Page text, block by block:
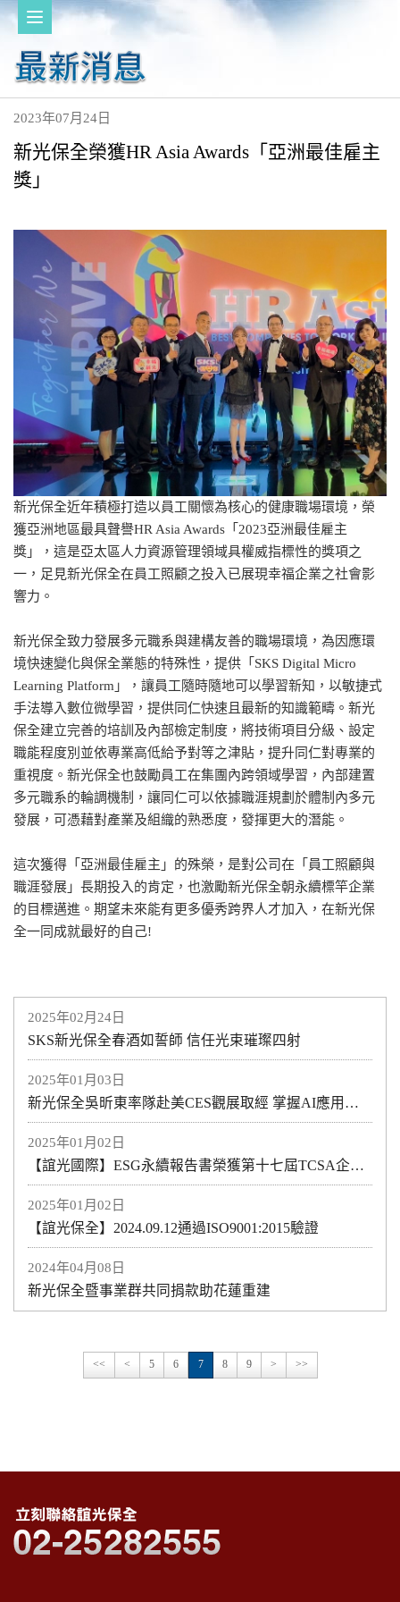
2025年02月24日
SKS新光保全春酒如誓師 信任光束璀璨四射
2025年01月03日
新光保全吳昕東率隊赴美CES觀展取經 掌握AI應用脈動
2025年01月02日
【誼光國際】ESG永續報告書榮獲第十七屆TCSA企業永續報告銅獎
2025年01月02日
【誼光保全】2024.09.12通過ISO9001:2015驗證
2024年04月08日
新光保全暨事業群共同捐款助花蓮重建
<< < 5 6 7 8 9 > >>
2023年07月24日
新光保全榮獲HR Asia Awards「亞洲最佳雇主
獎」
新光保全近年積極打造以員工關懷為核心的健康職場環境，榮
獲亞洲地區最具聲譽HR Asia Awards「2023亞洲最佳雇主
獎」，這是亞太區人力資源管理領域具權威指標性的獎項之
一，足見新光保全在員工照顧之投入已展現幸福企業之社會影
響力。
新光保全致力發展多元職系與建構友善的職場環境，為因應環
境快速變化與保全業態的特殊性，提供「SKS Digital Micro
Learning Platform」，讓員工隨時隨地可以學習新知，以敏捷式
手法導入數位微學習，提供同仁快速且最新的知識範疇。新光
保全建立完善的培訓及內部檢定制度，將技術項目分級、設定
職能程度別並依專業高低給予對等之津貼，提升同仁對專業的
重視度。新光保全也鼓勵員工在集團內跨領域學習，內部建置
多元職系的輪調機制，讓同仁可以依據職涯規劃於體制內多元
發展，可憑藉對產業及組織的熟悉度，發揮更大的潛能。
這次獲得「亞洲最佳雇主」的殊榮，是對公司在「員工照顧與
職涯發展」⻑期投入的肯定，也激勵新光保全朝永續標竿企業
的目標邁進。期望未來能有更多優秀跨界人才加入，在新光保
全一同成就最好的自己!